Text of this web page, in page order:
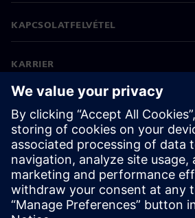
KAPCSOLATFELVÉTEL
KARRIER
©Siemens 2026
Vállalati információk
Adatvédelmi nyilatkozat